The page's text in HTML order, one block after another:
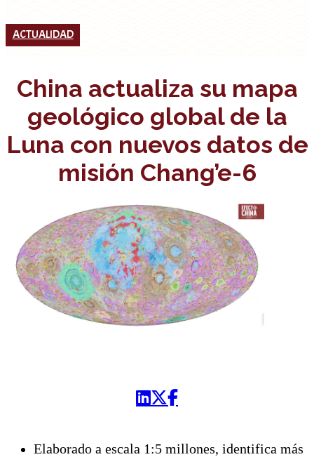
ACTUALIDAD
China actualiza su mapa
geológico global de la
Luna con nuevos datos de
misión Chang’e-6
Elaborado a escala 1:5 millones, identifica más